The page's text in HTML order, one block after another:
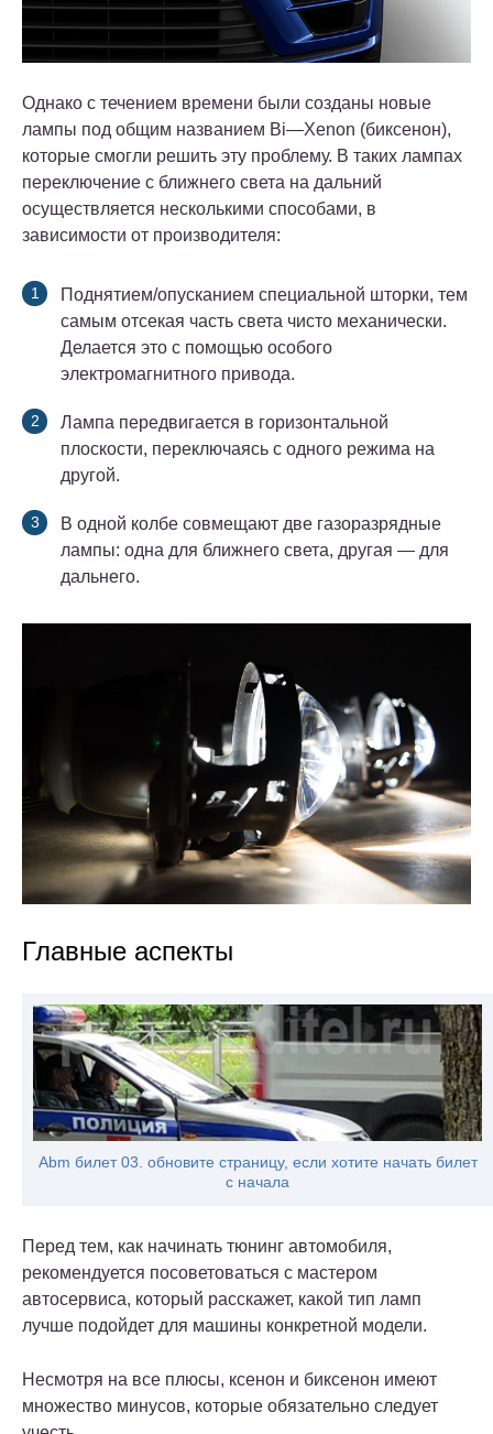
Однако с течением времени были созданы новые
лампы под общим названием Bi—Xenon (биксенон),
которые смогли решить эту проблему. В таких лампах
переключение с ближнего света на дальний
осуществляется несколькими способами, в
зависимости от производителя:
Поднятием/опусканием специальной шторки, тем
самым отсекая часть света чисто механически.
Делается это с помощью особого
электромагнитного привода.
Лампа передвигается в горизонтальной
плоскости, переключаясь с одного режима на
другой.
В одной колбе совмещают две газоразрядные
лампы: одна для ближнего света, другая — для
дальнего.
Главные аспекты
Abm билет 03. обновите страницу, если хотите начать билет
с начала
Перед тем, как начинать тюнинг автомобиля,
рекомендуется посоветоваться с мастером
автосервиса, который расскажет, какой тип ламп
лучше подойдет для машины конкретной модели.
Несмотря на все плюсы, ксенон и биксенон имеют
множество минусов, которые обязательно следует